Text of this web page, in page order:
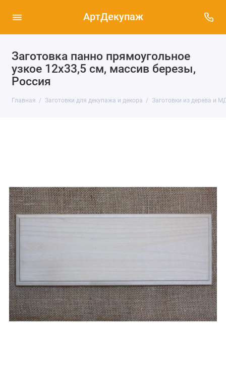
АртДекупаж
Заготовка панно прямоугольное
узкое 12х33,5 см, массив березы,
Россия
Главная Заготовки для декупажа и декора Заготовки из дерева и